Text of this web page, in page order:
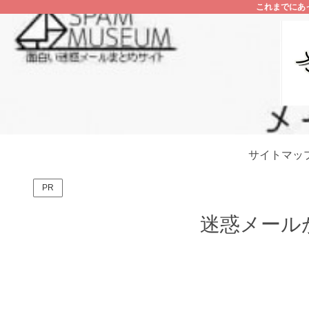
これまでにあ
サイトマッ
PR
迷惑メール